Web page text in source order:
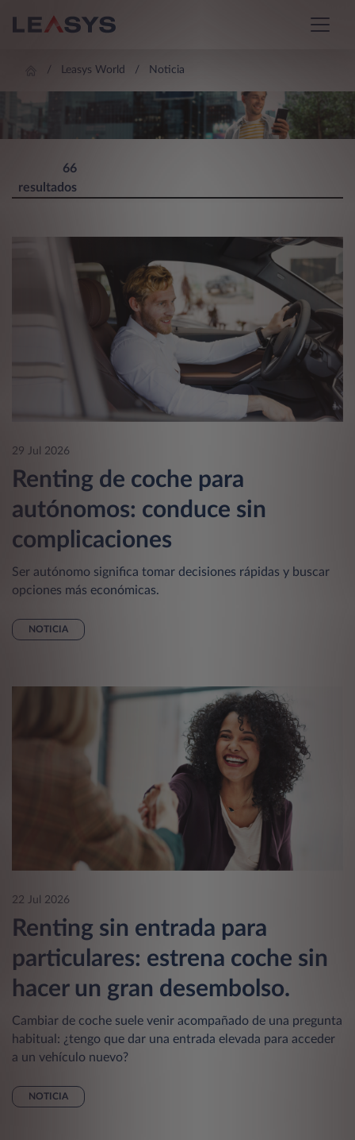
Leasys World Noticia
LEASYS WORLD
66
resultados
29 Jul 2026
Renting de coche para
autónomos: conduce sin
complicaciones
Ser autónomo significa tomar decisiones rápidas y buscar
opciones más económicas.
NOTICIA
22 Jul 2026
Renting sin entrada para
particulares: estrena coche sin
hacer un gran desembolso.
Cambiar de coche suele venir acompañado de una pregunta
habitual: ¿tengo que dar una entrada elevada para acceder
a un vehículo nuevo?
NOTICIA